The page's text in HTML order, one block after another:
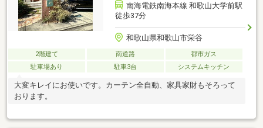
南海電鉄南海本線 和歌山大学前駅
徒歩37分
和歌山県和歌山市栄谷
2階建て 南道路
都市ガス
駐車場あり
駐車3台 システムキッチン
大変キレイにお使いです。カーテン全自動、家具家財もそろって
おります。